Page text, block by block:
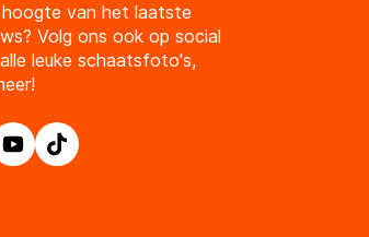
van het laatste
Volg ons ook op social
leuke schaatsfoto's,